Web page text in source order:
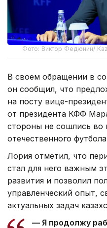
Фото: Виктор Федюнин/
В своем обращении в
он сообщил, что
на посту вице-
от президента КФФ
стороны не сошлись во
отечественного
Лория отметил, что
стал для него важным
развития и позволил
управленческий опыт,
актуальных задач
— Я продолжу